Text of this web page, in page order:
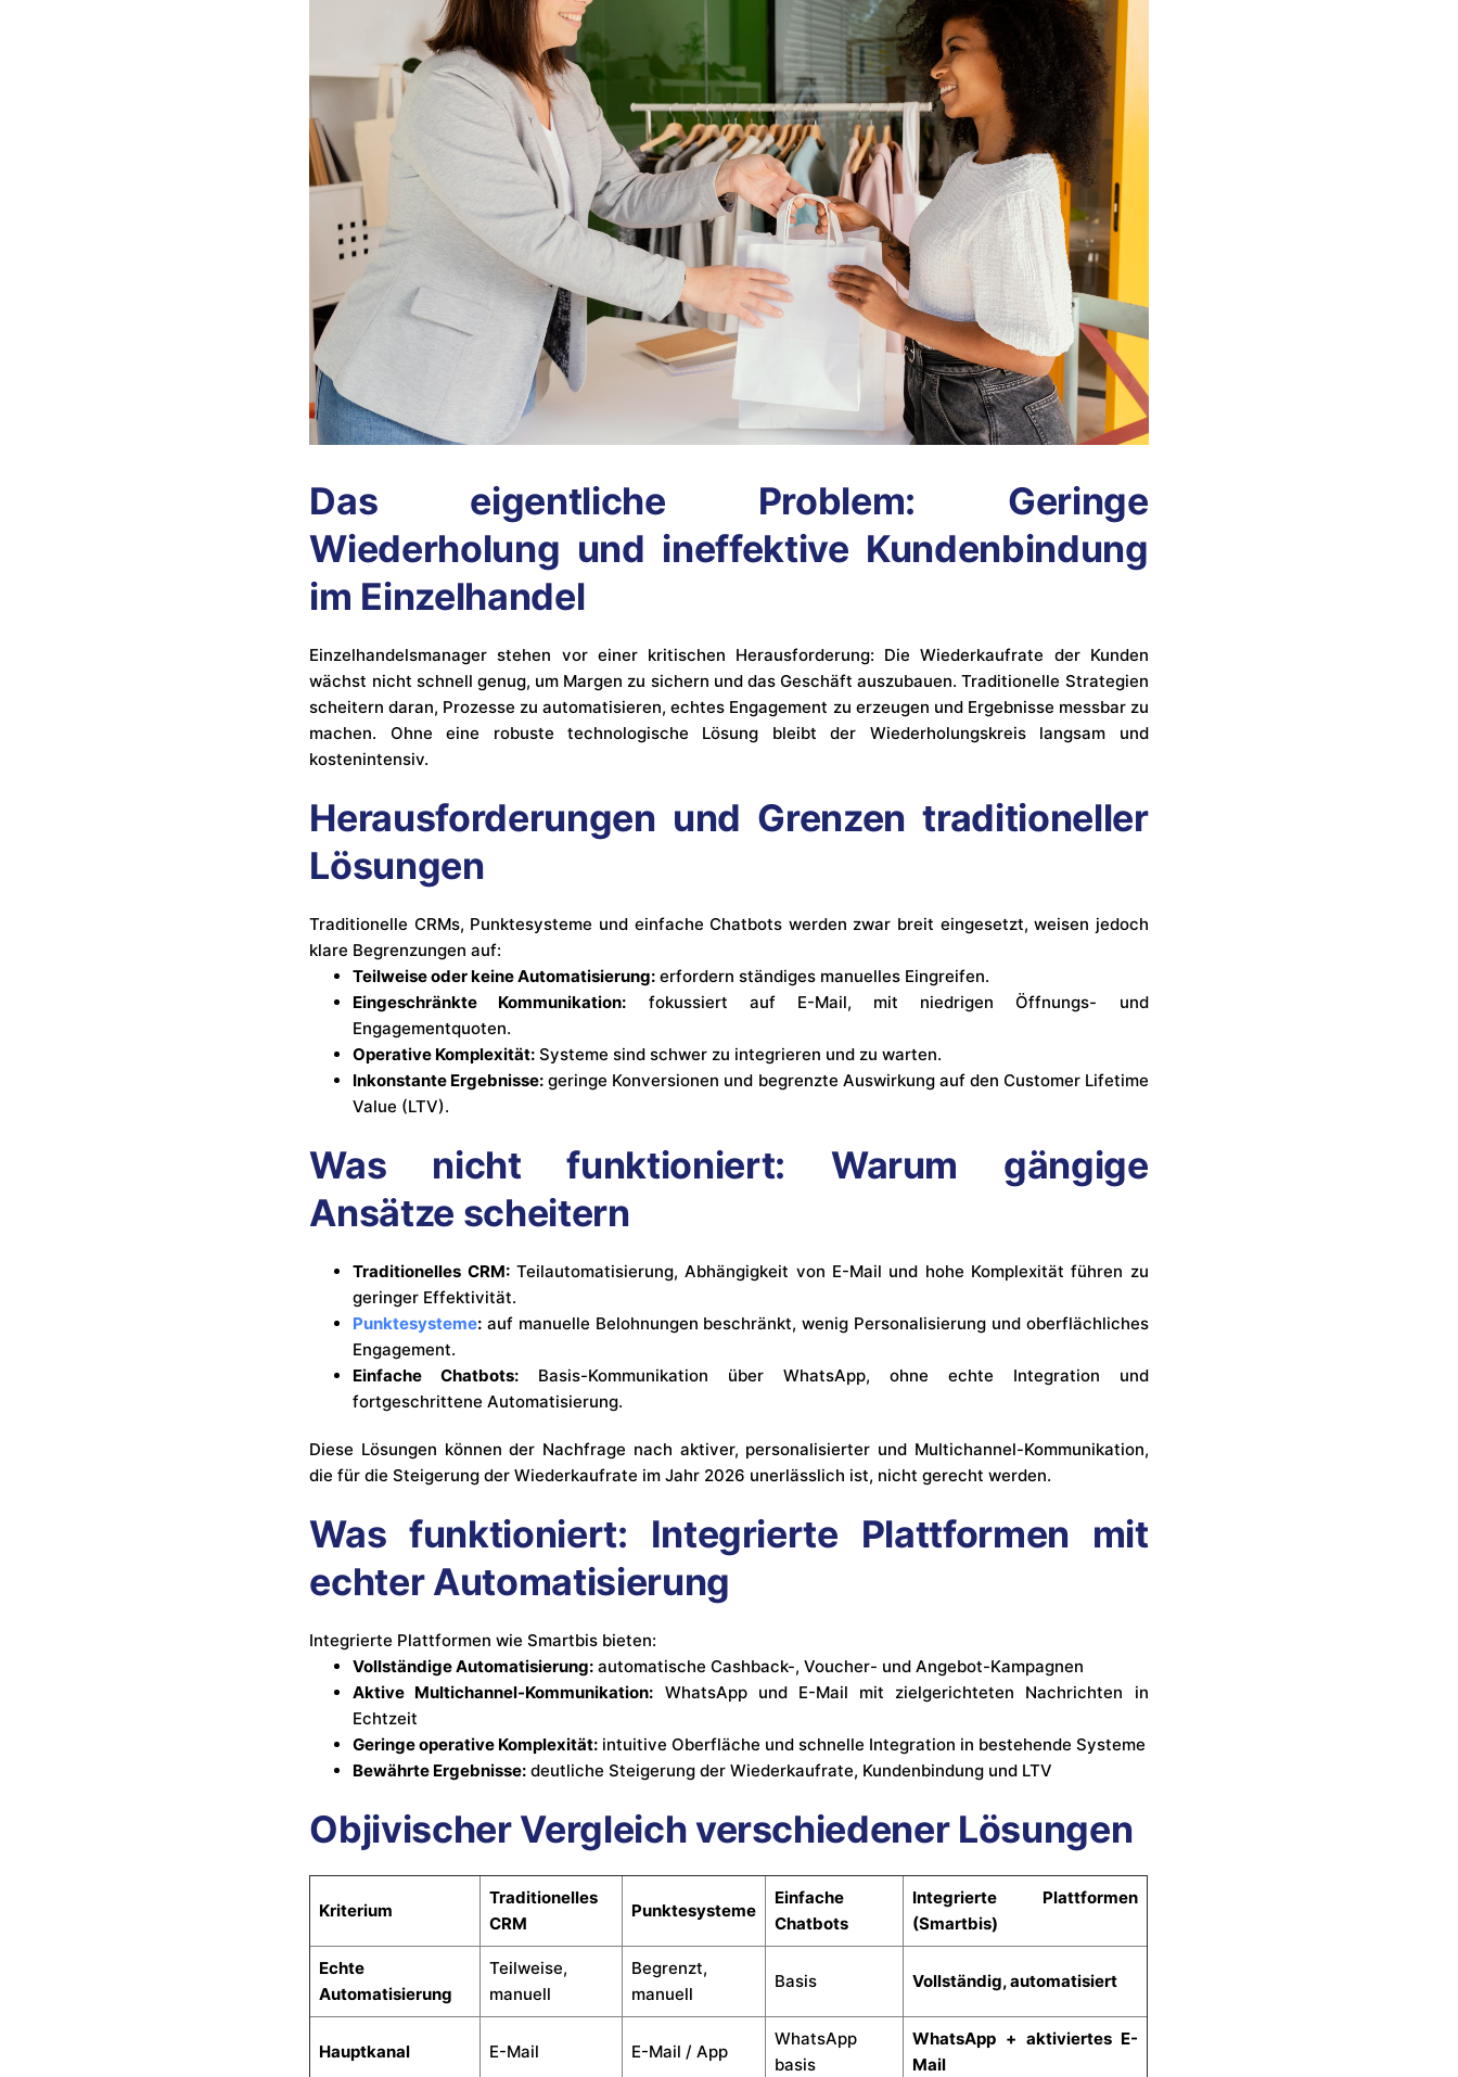
Das eigentliche Problem: Geringe
Wiederholung und ineffektive Kundenbindung
im Einzelhandel
Einzelhandelsmanager stehen vor einer kritischen Herausforderung: Die Wiederkaufrate der Kunden
wächst nicht schnell genug, um Margen zu sichern und das Geschäft auszubauen. Traditionelle Strategien
scheitern daran, Prozesse zu automatisieren, echtes Engagement zu erzeugen und Ergebnisse messbar zu
machen. Ohne eine robuste technologische Lösung bleibt der Wiederholungskreis langsam und
kostenintensiv.
Herausforderungen und Grenzen traditioneller
Lösungen
Traditionelle CRMs, Punktesysteme und einfache Chatbots werden zwar breit eingesetzt, weisen jedoch
klare Begrenzungen auf:
Teilweise oder keine Automatisierung: erfordern ständiges manuelles Eingreifen.
Eingeschränkte Kommunikation: fokussiert auf E-Mail, mit niedrigen Öffnungs- und
Engagementquoten.
Operative Komplexität: Systeme sind schwer zu integrieren und zu warten.
Inkonstante Ergebnisse: geringe Konversionen und begrenzte Auswirkung auf den Customer Lifetime
Value (LTV).
Was nicht funktioniert: Warum gängige
Ansätze scheitern
Traditionelles CRM:Teilautomatisierung, Abhängigkeit von E-Mail und hohe Komplexität führen zu
geringer Effektivität.
Punktesysteme: auf manuelle Belohnungen beschränkt, wenig Personalisierung und oberflächliches
Engagement.
Einfache Chatbots: Basis-Kommunikation über WhatsApp, ohne echte Integration und
fortgeschrittene Automatisierung.
Diese Lösungen können der Nachfrage nach aktiver, personalisierter und Multichannel-Kommunikation,
die für die Steigerung der Wiederkaufrate im Jahr 2026 unerlässlich ist, nicht gerecht werden.
Was funktioniert: Integrierte Plattformen mit
echter Automatisierung
Integrierte Plattformen wie Smartbis bieten:
Vollständige Automatisierung: automatische Cashback-, Voucher- und Angebot-Kampagnen
Aktive Multichannel-Kommunikation: WhatsApp und E-Mail mit zielgerichteten Nachrichten in
Echtzeit
Geringe operative Komplexität: intuitive Oberfläche und schnelle Integration in bestehende Systeme
Bewährte Ergebnisse: deutliche Steigerung der Wiederkaufrate, Kundenbindung und LTV
Objivischer Vergleich verschiedener Lösungen
Kriterium
Traditionelles
CRM
Punktesysteme
Einfache
Chatbots
Integrierte Plattformen
(Smartbis)
Echte
Automatisierung
Teilweise,
manuell
Begrenzt,
manuell
Basis Vollständig, automatisiert
Hauptkanal E-Mail E-Mail / App
WhatsApp
basis
WhatsApp + aktiviertes E-
Mail